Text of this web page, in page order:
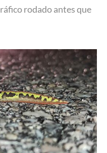
rodado antes que